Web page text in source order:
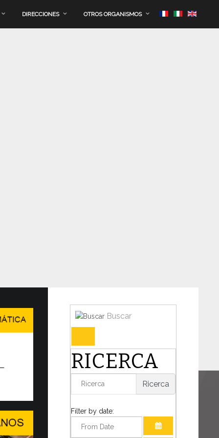
DIRECCIONES OTROS ORGANISMOS
en Ginebra el WSIS Forum
DEL DIÁLOGO EN UN MUNDO
TRANSFORMACIÓN
decisivo para la humanidad, el Papa León
Buscar
RICERCA
Ricerca
Filter by date: